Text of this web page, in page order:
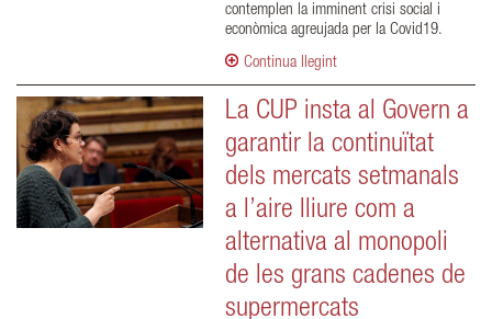
contemplen la imminent crisi social i
econòmica agreujada per la Covid19.
Continua llegint
La CUP insta al Govern a
garantir la continuïtat
dels mercats setmanals
a l’aire lliure com a
alternativa al monopoli
de les grans cadenes de
supermercats